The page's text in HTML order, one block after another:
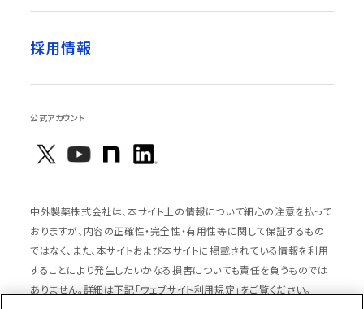
採用情報
公式アカウント
中外製薬株式会社は、本サイト上の情報について細心の注意を払って
おりますが、内容の正確性・完全性・有用性等に関して保証するもの
ではなく、また、本サイトおよび本サイトに掲載されている情報を利用
することにより発生したいかなる損害についても責任を負うものでは
ありません。詳細は下記「ウェブサイト利用規定」をご覧ください。